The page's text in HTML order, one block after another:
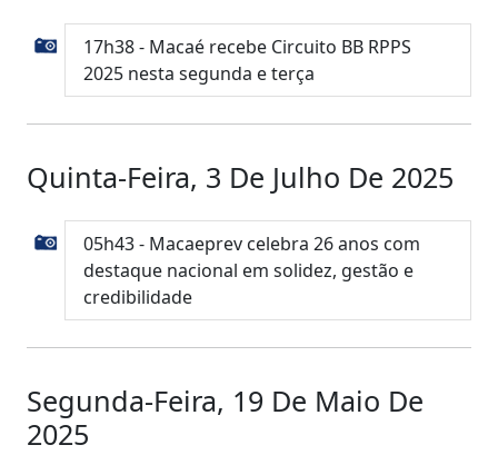
17h38 - Macaé recebe Circuito BB RPPS
2025 nesta segunda e terça
Quinta-Feira, 3 De Julho De 2025
05h43 - Macaeprev celebra 26 anos com
destaque nacional em solidez, gestão e
credibilidade
Segunda-Feira, 19 De Maio De
2025